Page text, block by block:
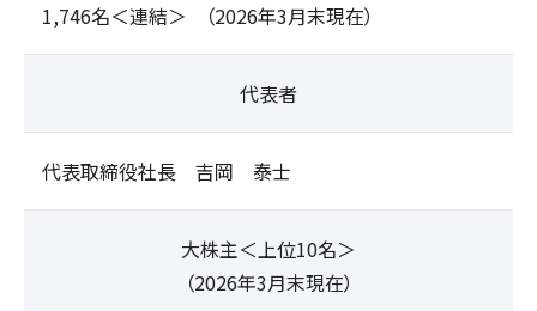
1,746名＜連結＞ （2026年3月末現在）
代表者
代表取締役社長 吉岡 泰士
大株主＜上位10名＞
（2026年3月末現在）